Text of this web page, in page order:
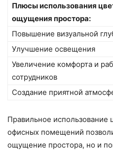
Плюсы использования
ощущения простора:
Повышение визуальной
Улучшение освещения
Увеличение комфорта и
сотрудников
Создание приятной
Правильное использование
офисных помещений
ощущение простора, но и